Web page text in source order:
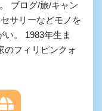
ブログ/旅/キャン
サリーなどモノを
。 1983年生ま
のフィリピンクォ